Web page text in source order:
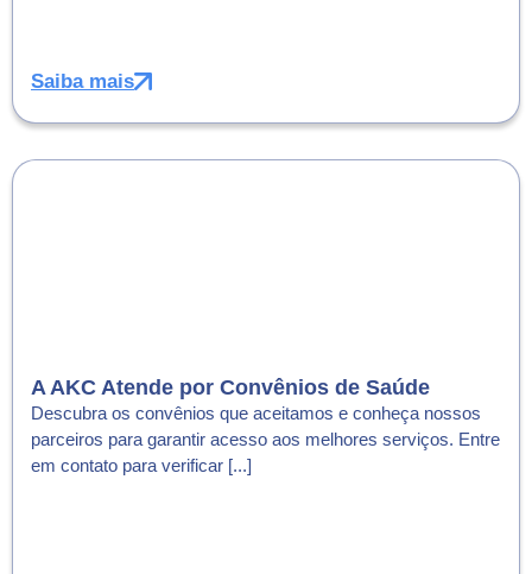
Saiba mais
A AKC Atende por Convênios de Saúde
Descubra os convênios que aceitamos e conheça nossos
parceiros para garantir acesso aos melhores serviços. Entre
em contato para verificar [...]